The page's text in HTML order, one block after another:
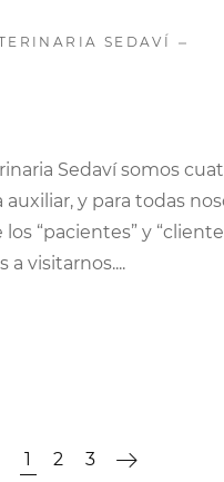
SEDAVÍ
Sedaví somos
y para todas
“pacientes” y
visitarnos....
1 2 3